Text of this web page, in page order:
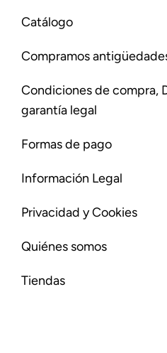
Catálogo
Compramos
Condiciones de compra,
garantía legal
Formas de pago
Información Legal
Privacidad y Cookies
Quiénes somos
Tiendas